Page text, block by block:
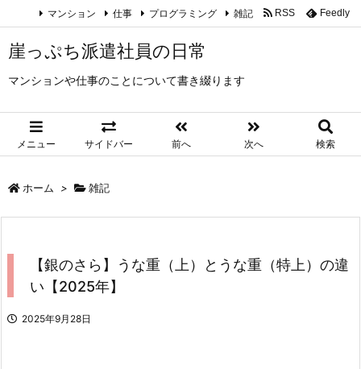
崖っぷち派遣社員の日常
マンションや仕事のことについて書き綴ります
メニュー サイドバー 前へ 次へ 検索
マンション 仕事 プログラミング 雑記 RSS Feedly
ホーム > 雑記
【銀のさら】うな重（上）とうな重（特上）の違
い【2025年】
2025年9月28日